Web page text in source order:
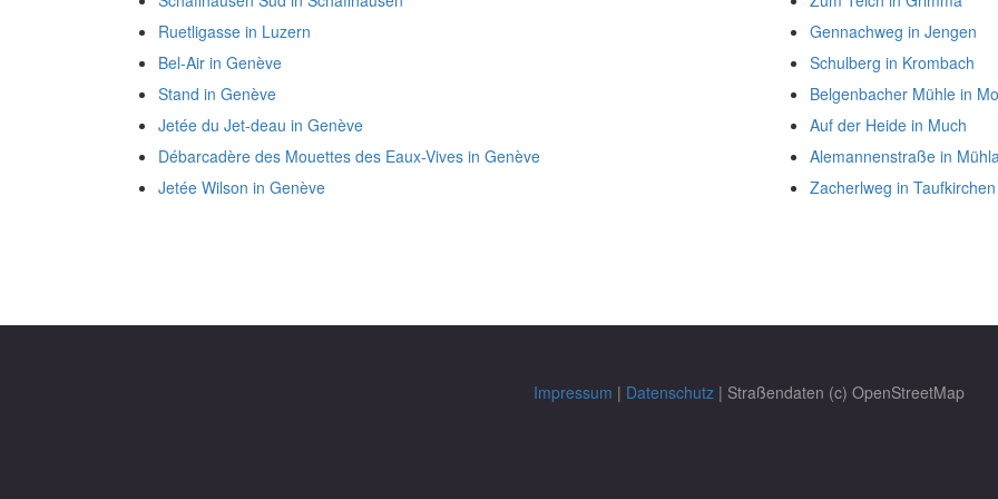
Ruetligasse in Luzern
Bel-Air in Genève
Stand in Genève
Jetée du Jet-deau in Genève
Débarcadère des Mouettes des Eaux-Vives in Genève
Jetée Wilson in Genève
Gennachweg in Jengen
Schulberg in Krombach
Belgenbacher Mühle in
Auf der Heide in Much
Alemannenstraße in
Zacherlweg in Taufkirchen
Impressum | Datenschutz| Straßendaten (c) OpenStreetMap